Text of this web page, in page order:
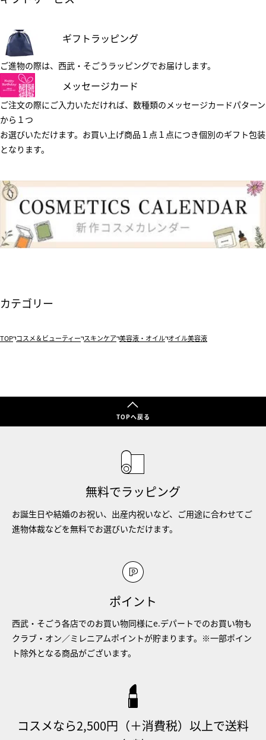
ギフトラッピング
ご進物の際は、西武・そごうラッピングでお届けします。
メッセージカード
ご注文の際にご入力いただければ、数種類のメッセージカードパターン
から１つ
お選びいただけます。お買い上げ商品１点１点につき個別のギフト包装
となります。
カテゴリー
TOP コスメ＆ビューティー スキンケア 美容液・オイル オイル美容液
TOPへ戻る
無料でラッピング
お誕生日や結婚のお祝い、出産内祝いなど、ご用途に合わせてご
進物体裁などを無料でお選びいただけます。
ポイント
西武・そごう各店でのお買い物同様にe.デパートでのお買い物も
クラブ・オン／ミレニアムポイントが貯まります。※一部ポイン
ト除外となる商品がございます。
コスメなら2,500円（＋消費税）以上で送料